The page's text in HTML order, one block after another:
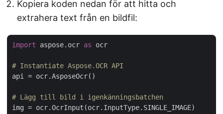
Kopiera koden nedan för att hitta och
extrahera text från en bildfil:
import aspose.ocr as ocr
# Instantiate Aspose.OCR API
api = ocr.AsposeOcr()
# Lägg till bild i igenkänningsbatchen
img = ocr.OcrInput(ocr.InputType.SINGLE_IMAGE)